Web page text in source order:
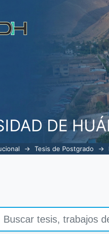
DE
→ Tesis de Postgrado →